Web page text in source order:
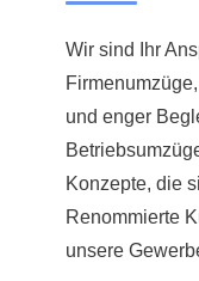
Wir sind Ihr
und enger
Konzepte, die
Renommierte
unsere